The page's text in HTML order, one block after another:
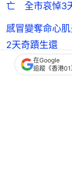
亡 全市哀悼3
感冒變奪命心
2天奇蹟生還
小感冒致心臟
在Google
追蹤《香港01